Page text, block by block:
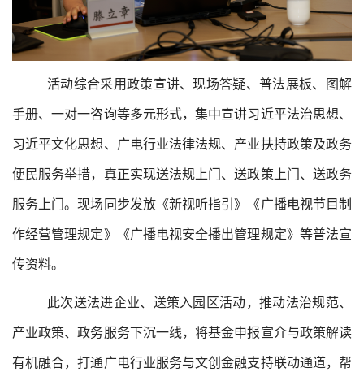
活动综合采用政策宣讲、现场答疑、普法展板、图解
手册、一对一咨询等多元形式，集中宣讲习近平法治思想、
习近平文化思想、广电行业法律法规、产业扶持政策及政务
便民服务举措，真正实现送法规上门、送政策上门、送政务
服务上门。现场同步发放《新视听指引》《广播电视节目制
作经营管理规定》《广播电视安全播出管理规定》等普法宣
传资料。
此次送法进企业、送策入园区活动，推动法治规范、
产业政策、政务服务下沉一线，将基金申报宣介与政策解读
有机融合，打通广电行业服务与文创金融支持联动通道，帮